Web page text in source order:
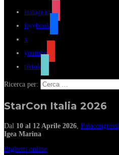
instagram
facebook
x
youtube
tiktok
Ricerca per:
StarCon Italia 2026
Dal 10 al 12 Aprile 2026 Palacongressi
Igea Marina
Biglietti online